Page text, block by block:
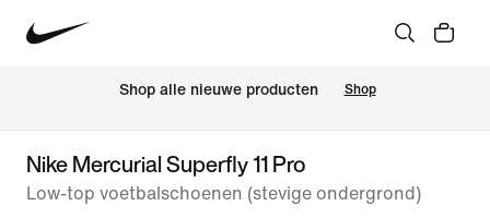
Shop alle nieuwe producten Shop
Nike Mercurial Superfly 11 Pro
Low-top voetbalschoenen (stevige ondergrond)